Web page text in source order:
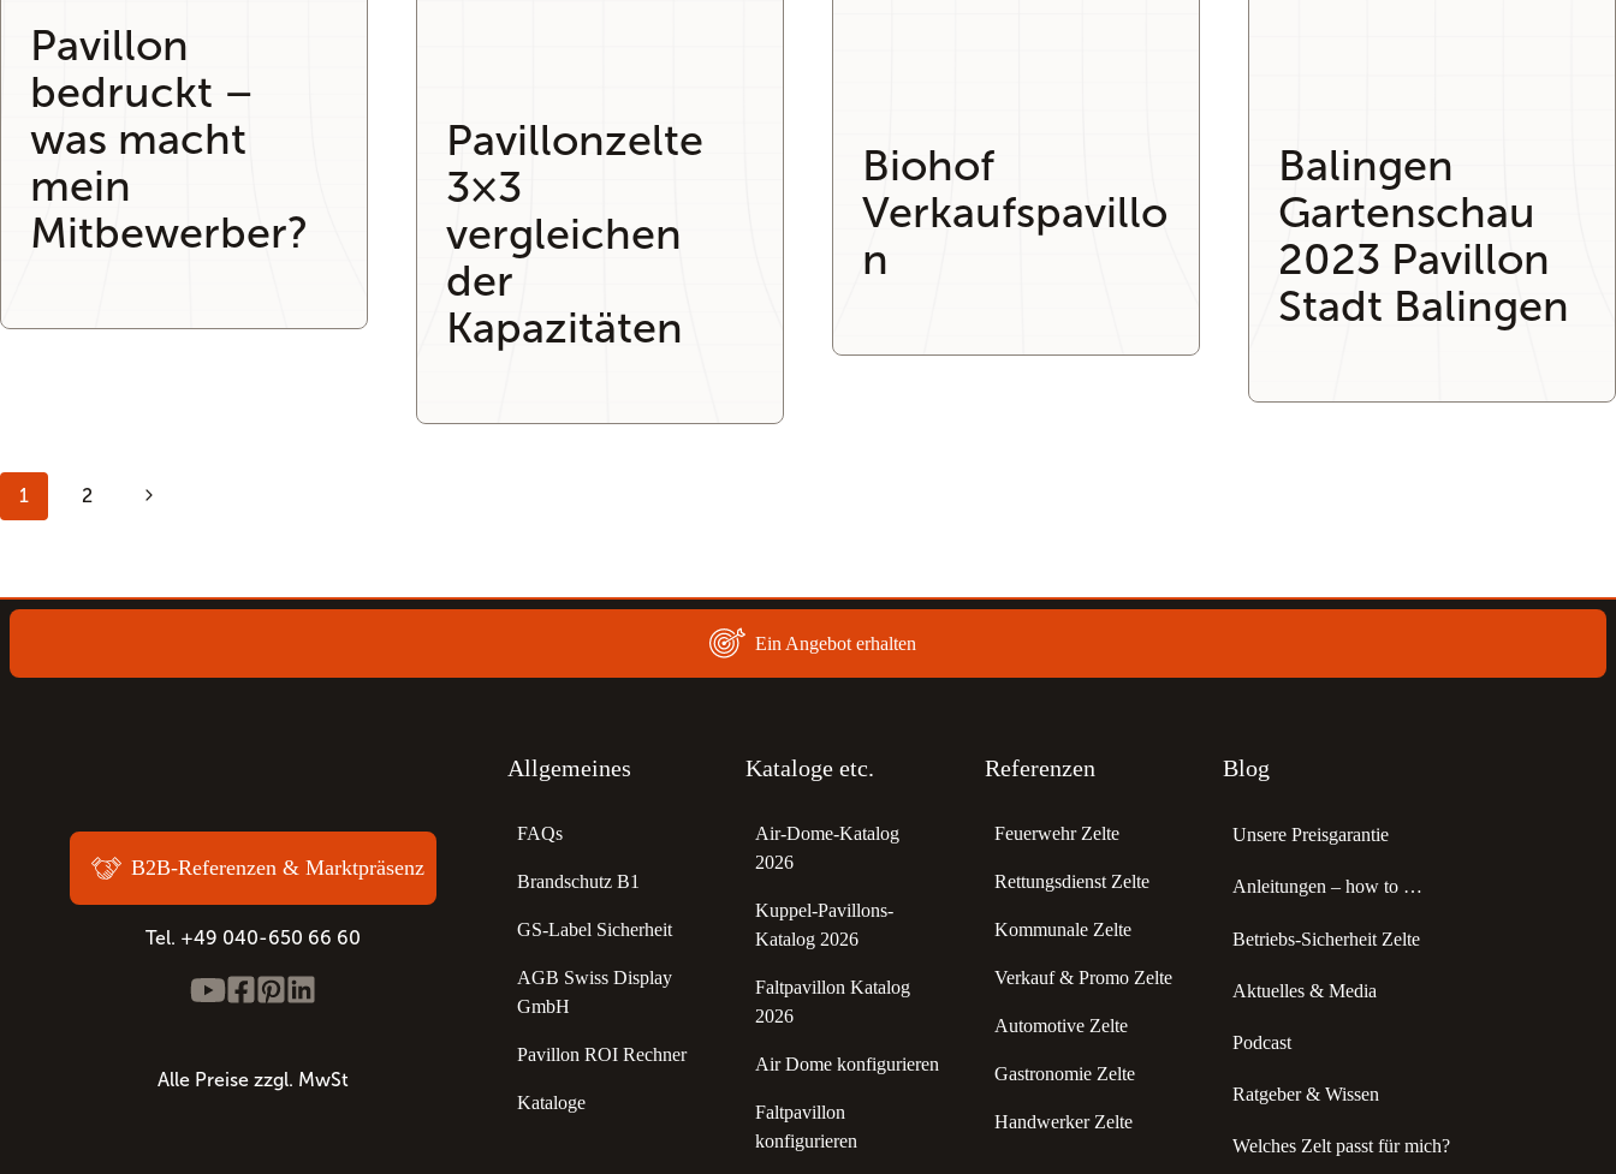
Pavillon
bedruckt –
was macht
mein
Mitbewerber?
Pavillonzelte
3×3
vergleichen
der
Kapazitäten
Biohof
Verkaufspavillo
n
Balingen
Gartenschau
2023 Pavillon
Stadt Balingen
Seitennavigation
1 2
Nächste
Ein Angebot erhalten
B2B-Referenzen & Marktpräsenz
Tel. +49 040-650 66 60
Alle Preise zzgl. MwSt
Allgemeines
FAQs
Brandschutz B1
GS-Label Sicherheit
AGB Swiss Display
GmbH
Pavillon ROI Rechner
Kataloge
Kataloge etc.
Air-Dome-Katalog
2026
Kuppel-Pavillons-
Katalog 2026
Faltpavillon Katalog
2026
Air Dome konfigurieren
Faltpavillon
konfigurieren
Referenzen
Feuerwehr Zelte
Rettungsdienst Zelte
Kommunale Zelte
Verkauf & Promo Zelte
Automotive Zelte
Gastronomie Zelte
Handwerker Zelte
Blog
Unsere Preisgarantie
Anleitungen – how to …
Betriebs-Sicherheit Zelte
Aktuelles & Media
Podcast
Ratgeber & Wissen
Welches Zelt passt für mich?